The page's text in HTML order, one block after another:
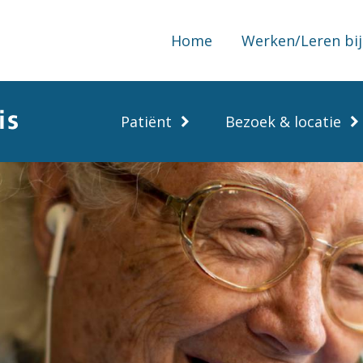
Home Werken/Leren bij
Patiënt Bezoek & locatie